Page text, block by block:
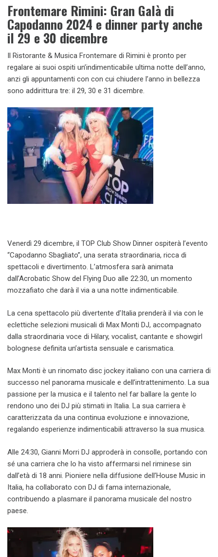
Frontemare Rimini: Gran Galà di
Capodanno 2024 e dinner party anche
il 29 e 30 dicembre
Il Ristorante & Musica Frontemare di Rimini è pronto per
regalare ai suoi ospiti un’indimenticabile ultima notte dell’anno,
anzi gli appuntamenti con con cui chiudere l’anno in bellezza
sono addirittura tre: il 29, 30 e 31 dicembre.
Venerdì 29 dicembre, il TOP Club Show Dinner ospiterà l’evento
“Capodanno Sbagliato”, una serata straordinaria, ricca di
spettacoli e divertimento. L’atmosfera sarà animata
dall’Acrobatic Show del Flying Duo alle 22:30, un momento
mozzafiato che darà il via a una notte indimenticabile.
La cena spettacolo più divertente d’Italia prenderà il via con le
eclettiche selezioni musicali di Max Monti DJ, accompagnato
dalla straordinaria voce di Hilary, vocalist, cantante e showgirl
bolognese definita un’artista sensuale e carismatica.
Max Monti è un rinomato disc jockey italiano con una carriera di
successo nel panorama musicale e dell’intrattenimento. La sua
passione per la musica e il talento nel far ballare la gente lo
rendono uno dei DJ più stimati in Italia. La sua carriera è
caratterizzata da una continua evoluzione e innovazione,
regalando esperienze indimenticabili attraverso la sua musica.
Alle 24:30, Gianni Morri DJ approderà in consolle, portando con
sé una carriera che lo ha visto affermarsi nel riminese sin
dall’età di 18 anni. Pioniere nella diffusione dell’House Music in
Italia, ha collaborato con DJ di fama internazionale,
contribuendo a plasmare il panorama musicale del nostro
paese.